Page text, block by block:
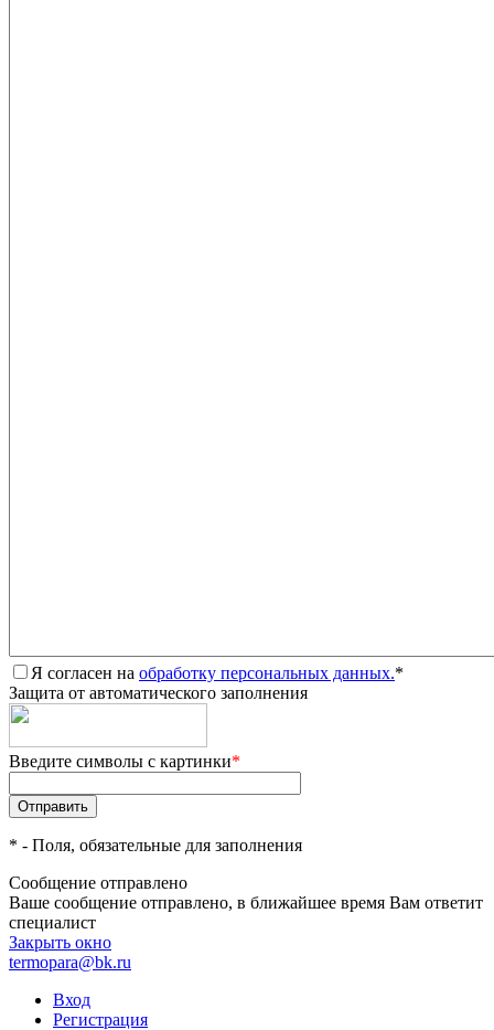
Я согласен на обработку персональных данных.*
Защита от автоматического заполнения
Введите символы с картинки*
* - Поля, обязательные для заполнения
Сообщение отправлено
Ваше сообщение отправлено, в ближайшее время Вам ответит
специалист
Закрыть окно
termopara@bk.ru
Вход
Регистрация